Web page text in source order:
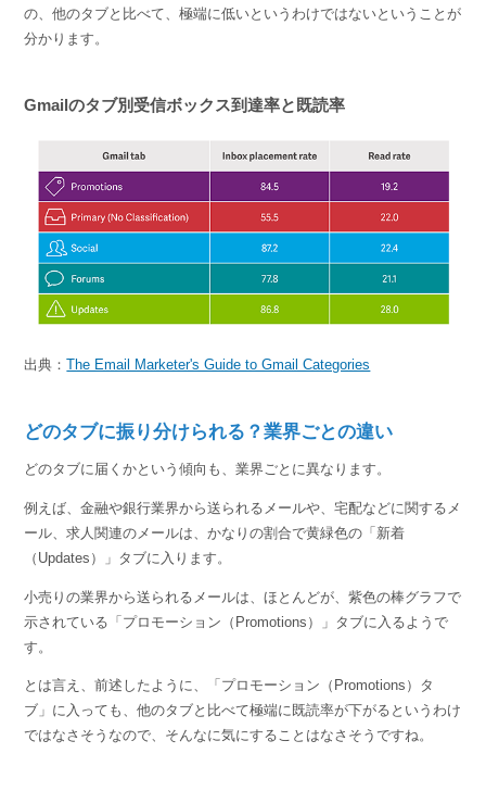
の、他のタブと比べて、極端に低いというわけではないということが
分かります。
Gmailのタブ別受信ボックス到達率と既読率
出典：The Email Marketer's Guide to Gmail Categories
どのタブに振り分けられる？業界ごとの違い
どのタブに届くかという傾向も、業界ごとに異なります。
例えば、金融や銀行業界から送られるメールや、宅配などに関するメ
ール、求人関連のメールは、かなりの割合で黄緑色の「新着
（Updates）」タブに入ります。
小売りの業界から送られるメールは、ほとんどが、紫色の棒グラフで
示されている「プロモーション（Promotions）」タブに入るようで
す。
とは言え、前述したように、「プロモーション（Promotions）タ
ブ」に入っても、他のタブと比べて極端に既読率が下がるというわけ
ではなさそうなので、そんなに気にすることはなさそうですね。